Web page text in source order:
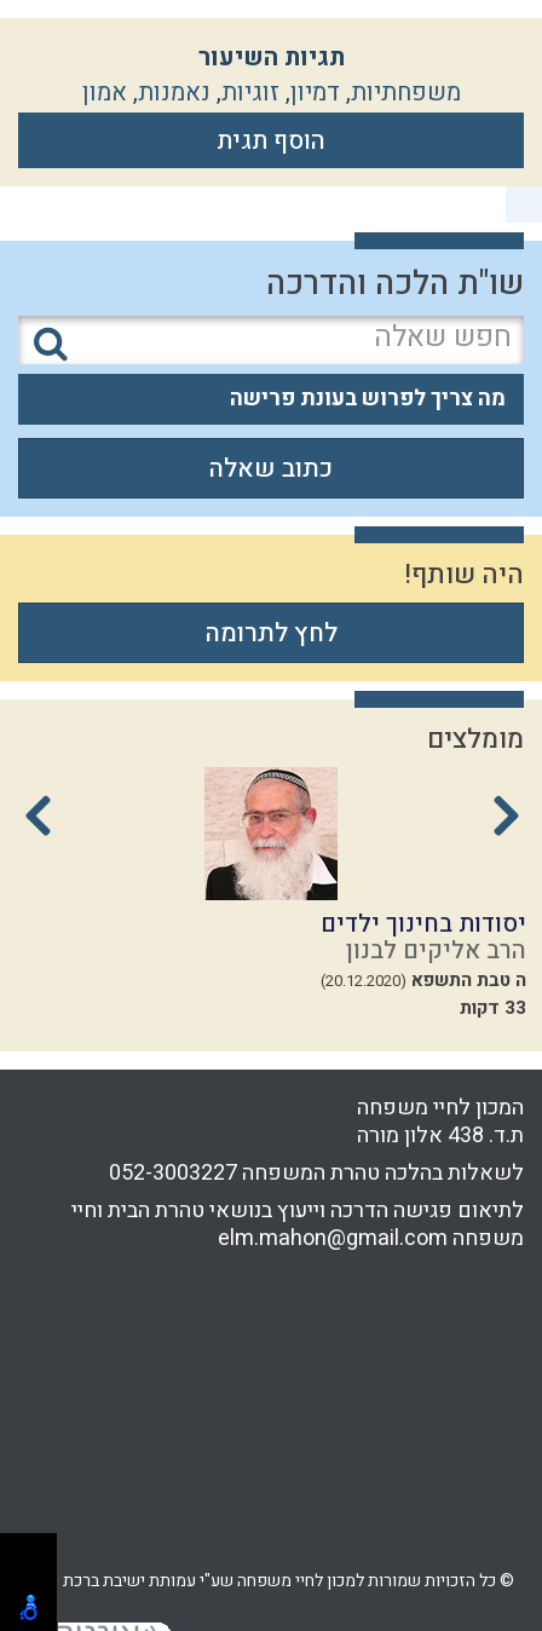
שו"ת הלכה והדרכה
מה צריך לפרוש בעונת פרישה
כתוב שאלה
היה שותף!
לחץ לתרומה
תגיות השיעור
משפחתיות, דמיון, זוגיות, נאמנות, אמון
הוסף תגית
מומלצים
יסודות בחינוך ילדים
הרב אליקים לבנון
ה טבת התשפא (20.12.2020)
33 דקות
המכון לחיי משפחה
ת.ד. 438 אלון מורה
לשאלות בהלכה טהרת המשפחה052-3003227
לתיאום פגישה הדרכה וייעוץ בנושאי טהרת הבית וחיי
משפחה elm.mahon@gmail.com
© כל הזכויות שמורות למכון לחיי משפחה שע"י עמותת ישיבת ברכת יוסף